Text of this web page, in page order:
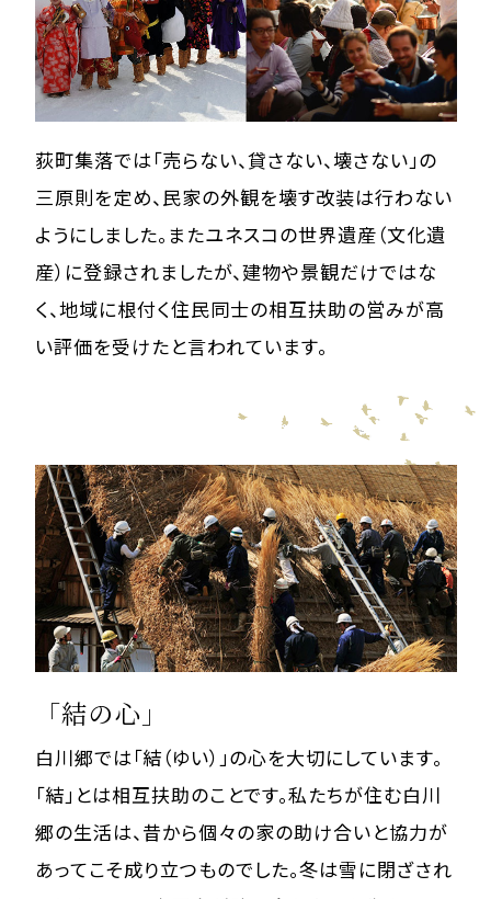
荻町集落では「売らない、貸さない、壊さない」の
三原則を定め、民家の外観を壊す改装は行わない
ようにしました。またユネスコの世界遺産（文化遺
産）に登録されましたが、建物や景観だけではな
く、地域に根付く住民同士の相互扶助の営みが高
い評価を受けたと言われています。
「結の心」
白川郷では「結（ゆい）」の心を大切にしています。
「結」とは相互扶助のことです。私たちが住む白川
郷の生活は、昔から個々の家の助け合いと協力が
あってこそ成り立つものでした。冬は雪に閉ざされ